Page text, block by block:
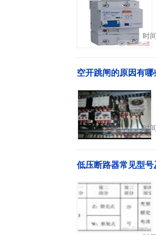
时
空开跳闸的原因有
时
低压断路器常见型